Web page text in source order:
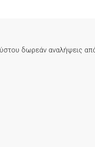
δωρεάν αναλήψεις